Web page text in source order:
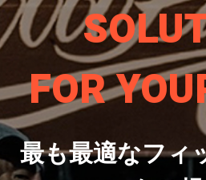
FOR
最も最適なフィ